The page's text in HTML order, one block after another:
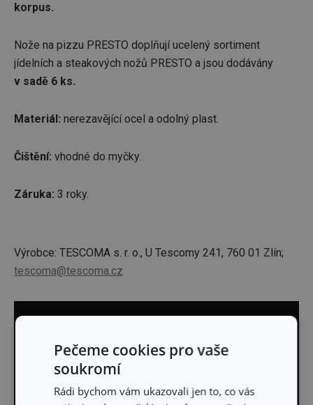
korpus.
Nože na pizzu PRESTO doplňují ucelený sortiment
jídelních a steakových nožů PRESTO a jsou dodávány
v sadě 6 ks.
Materiál: nerezavějící ocel a odolný plast.
Čištění: vhodné do myčky.
Záruka: 3 roky.
Výrobce: TESCOMA s. r. o., U Tescomy 241, 760 01 Zlín;
tescoma@tescoma.cz
Pečeme cookies pro vaše
soukromí
Rádi bychom vám ukazovali jen to, co vás